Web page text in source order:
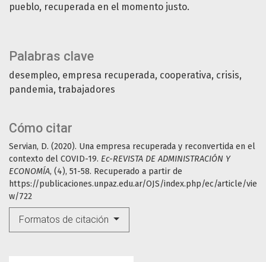
Palabras clave
desempleo empresa recuperada cooperativa crisis
pandemia trabajadores
Cómo citar
Servian, D. (2020). Una empresa recuperada y reconvertida en el
contexto del COVID-19. Ec-REVISTA DE ADMINISTRACIÓN Y
ECONOMÍA, (4), 51-58. Recuperado a partir de
https://publicaciones.unpaz.edu.ar/OJS/index.php/ec/article/vie
w/722
Formatos de citación
pueblo, recuperada en el momento justo.